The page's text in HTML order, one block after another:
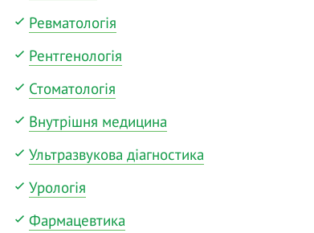
Ревматологія
Рентгенологія
Стоматологія
Внутрішня медицина
Ультразвукова діагностика
Урологія
Фармацевтика